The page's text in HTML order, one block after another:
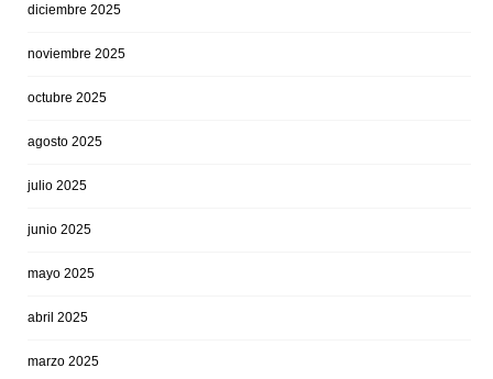
diciembre 2025
noviembre 2025
octubre 2025
agosto 2025
julio 2025
junio 2025
mayo 2025
abril 2025
marzo 2025